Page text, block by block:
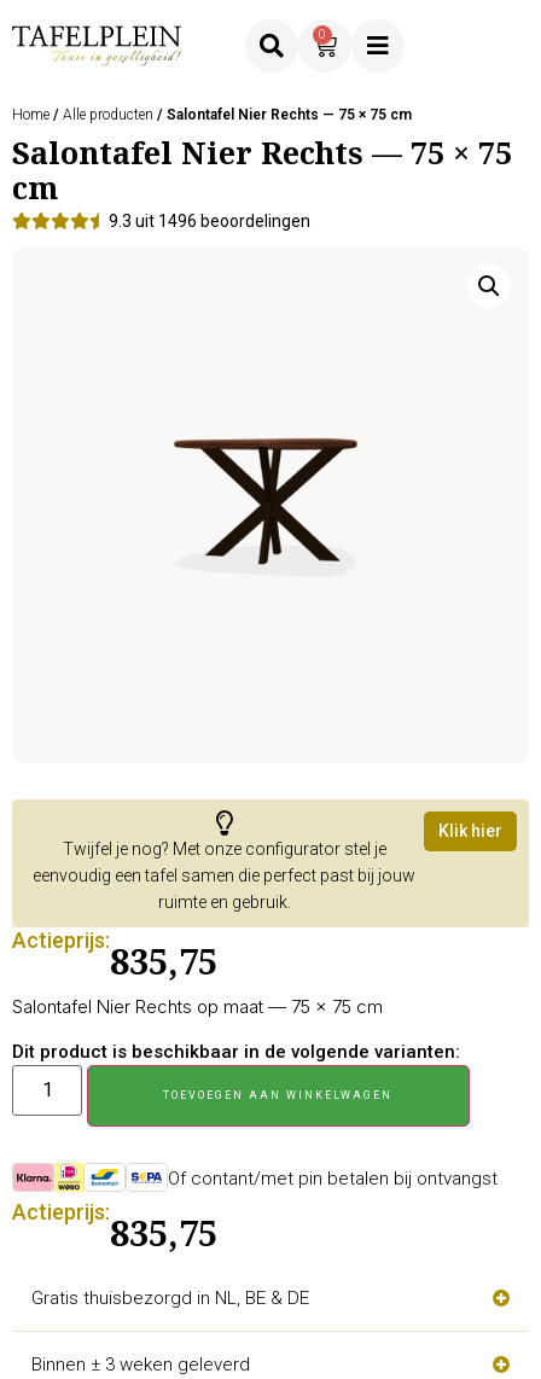
0
Home / Alle producten / Salontafel Nier Rechts — 75 × 75 cm
Salontafel Nier Rechts — 75 × 75
cm
9.3 uit 1496 beoordelingen
Twijfel je nog? Met onze configurator stel je
eenvoudig een tafel samen die perfect past bij jouw
ruimte en gebruik.
Klik hier
Actieprijs:
835,75
Salontafel Nier Rechts op maat — 75 × 75 cm
Dit product is beschikbaar in de volgende varianten:
TOEVOEGEN AAN WINKELWAGEN
Of contant/met pin betalen bij ontvangst
Actieprijs:
835,75
Gratis thuisbezorgd in NL, BE & DE
Binnen ± 3 weken geleverd